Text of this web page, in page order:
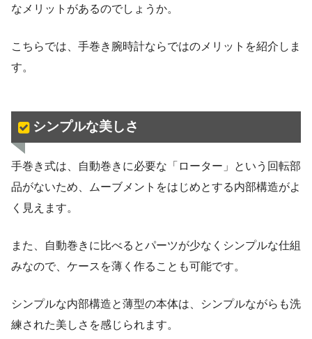
なメリットがあるのでしょうか。
こちらでは、手巻き腕時計ならではのメリットを紹介しま
す。
シンプルな美しさ
手巻き式は、自動巻きに必要な「ローター」という回転部
品がないため、ムーブメントをはじめとする内部構造がよ
く見えます。
また、自動巻きに比べるとパーツが少なくシンプルな仕組
みなので、ケースを薄く作ることも可能です。
シンプルな内部構造と薄型の本体は、シンプルながらも洗
練された美しさを感じられます。